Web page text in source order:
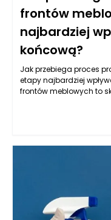
frontów
najbardziej
końcową?
Jak przebiega proces
etapy najbardziej
frontów meblowych to